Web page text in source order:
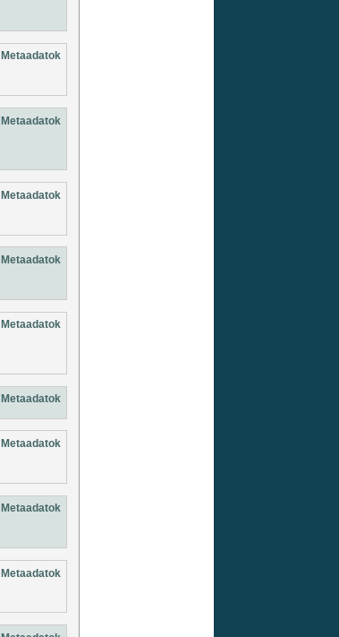
Metaadatok
Metaadatok
Metaadatok
Metaadatok
Metaadatok
Metaadatok
Metaadatok
Metaadatok
Metaadatok